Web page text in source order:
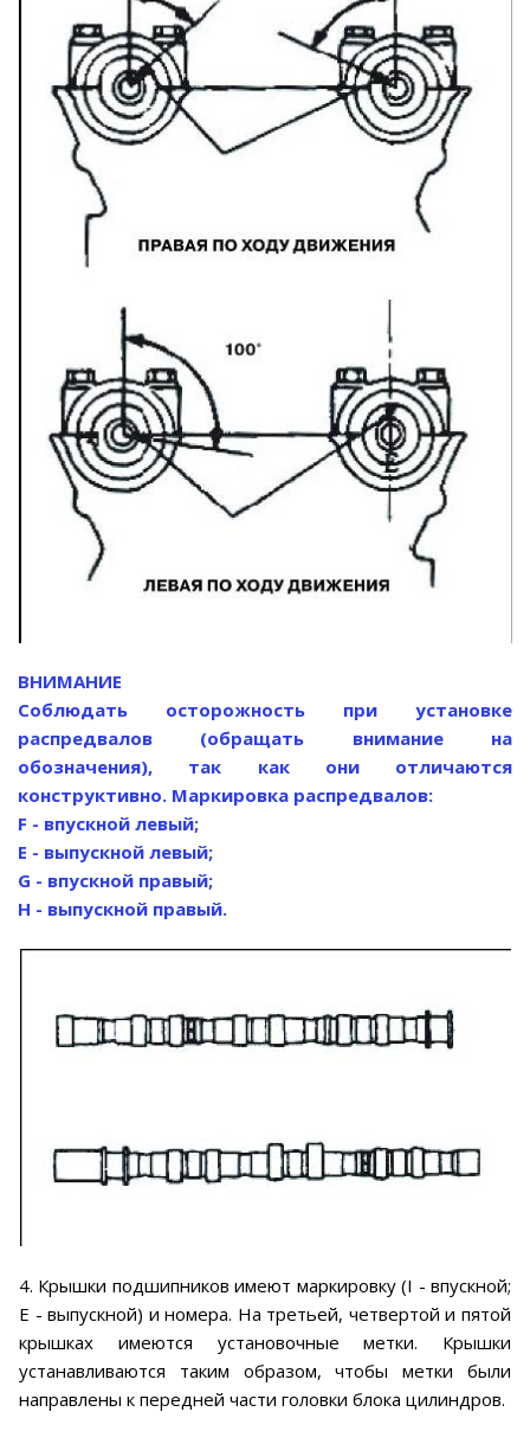
ВНИМАНИЕ
Соблюдать осторожность при установке
распредвалов (обращать внимание на
обозначения), так как они отличаются
конструктивно. Маркировка распредвалов:
F - впускной левый;
Е - выпускной левый;
G - впускной правый;
Н - выпускной правый.
4. Крышки подшипников имеют маркировку (I - впускной;
Е - выпускной) и номера. На третьей, четвертой и пятой
крышках имеются установочные метки. Крышки
устанавливаются таким образом, чтобы метки были
направлены к передней части головки блока цилиндров.